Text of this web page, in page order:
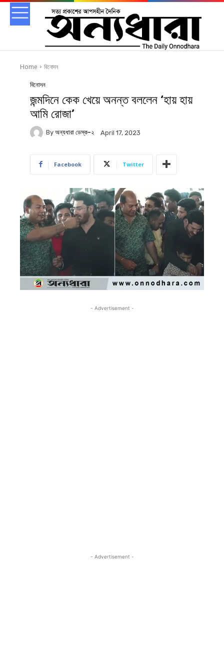
Home বিনোদন
বিনোদন
জন্মদিনে কেক খেয়ে অনন্ত বললেন ‘হায় হায়
আমি রোজা’
By অন্যধারা ডেস্ক-২ April 17, 2023
Facebook Twitter
- Advertisement -
- Advertisement -